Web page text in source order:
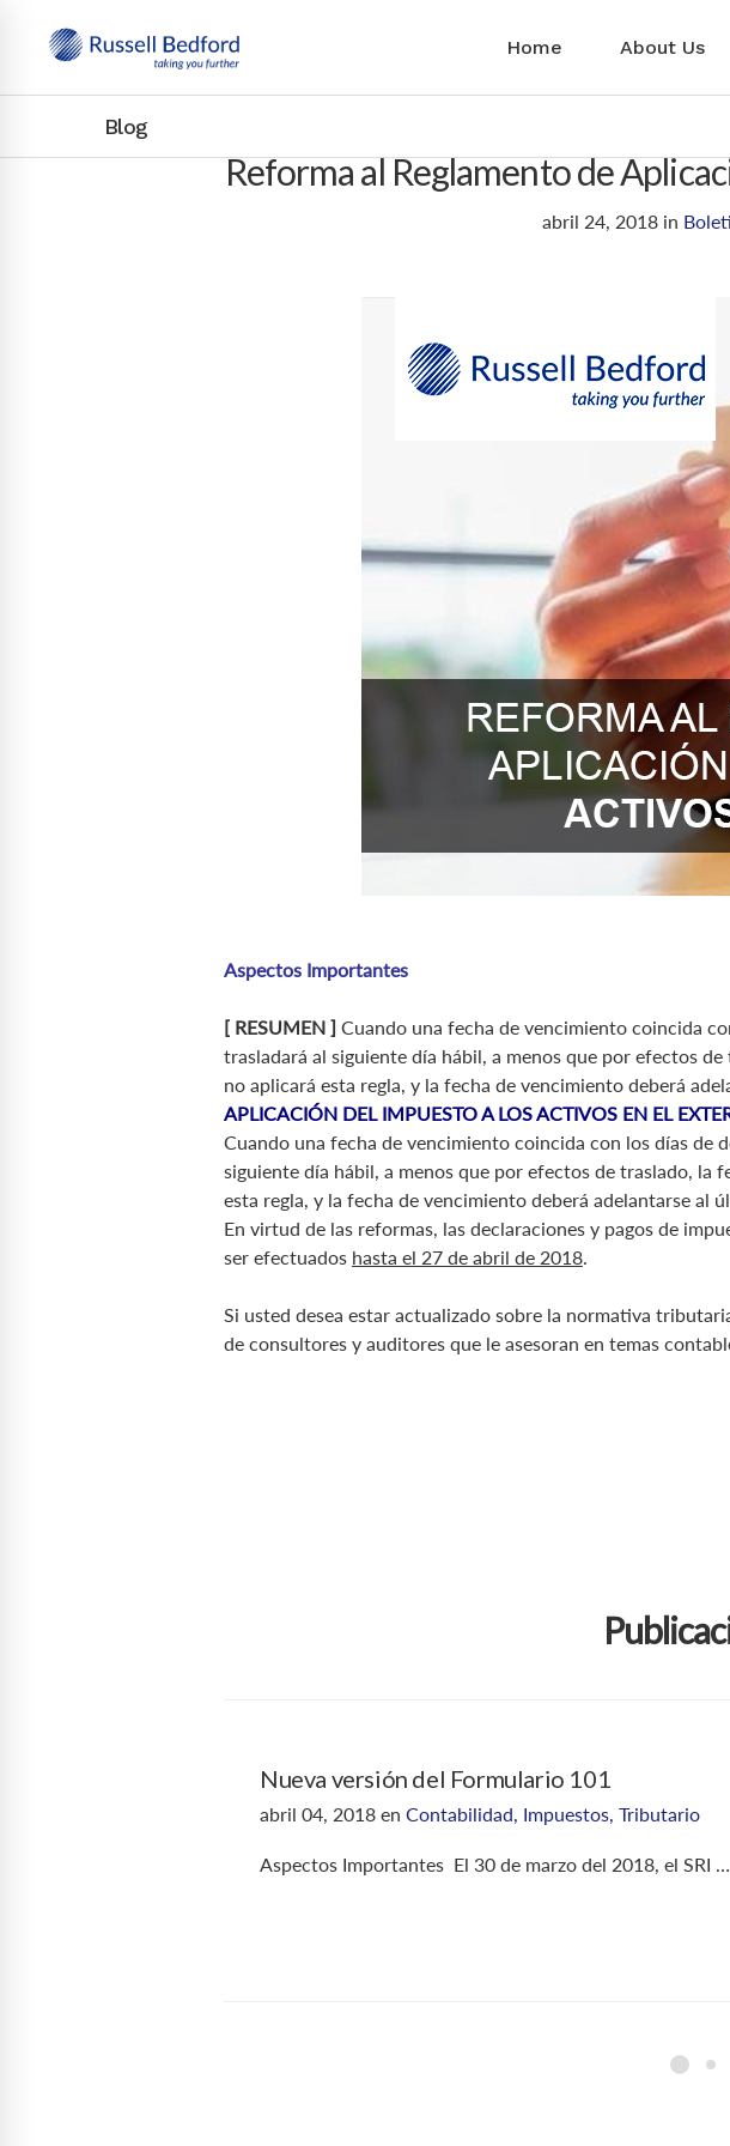
Home About Us
Blog
Reforma al Reglamento de
abril 24, 2018 in
Aspectos Importantes
[ RESUMEN ] Cuando una fecha de vencimiento coincida
trasladará al siguiente día hábil, a menos que por efectos
no aplicará esta regla, y la fecha de vencimiento deberá
APLICACIÓN DEL IMPUESTO A LOS ACTIVOS EN EL
Cuando una fecha de vencimiento coincida con los días de
siguiente día hábil, a menos que por efectos de traslado, la
esta regla, y la fecha de vencimiento deberá adelantarse al
En virtud de las reformas, las declaraciones y pagos de
ser efectuados hasta el 27 de abril de 2018.
Si usted desea estar actualizado sobre la normativa
de consultores y auditores que le asesoran en temas
Nueva versión del Formulario 101
abril 04, 2018 en Contabilidad, Impuestos, Tributario
Aspectos Importantes El 30 de marzo del 2018, el SRI …